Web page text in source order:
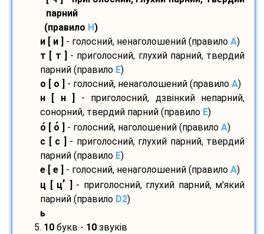
парний
(правило H)
и [ и ]
- голосний, ненаголошений (правило A)
т [ т ]
- приголосний, глухий парний, твердий
парний (правило E)
о [ о ]
- голосний, ненаголошений (правило A)
н [ н ]
- приголосний, дзвінкий непарний,
сонорний, твердий парний (правило E)
о [ о - голосний, наголошений (правило A)
с [ с ]
- приголосний, глухий парний, твердий
парний (правило E)
е [ е ]
- голосний, ненаголошений (правило A)
ц [ ц’
- приголосний, глухий парний, м'який
парний (правило D2)
ь
5. 10 букв - 10 звуків